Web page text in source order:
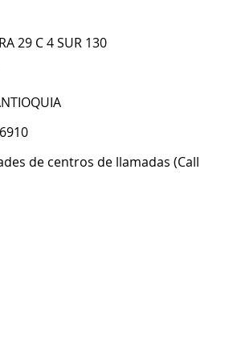
29 C 4 SUR 130
de centros de llamadas (Call